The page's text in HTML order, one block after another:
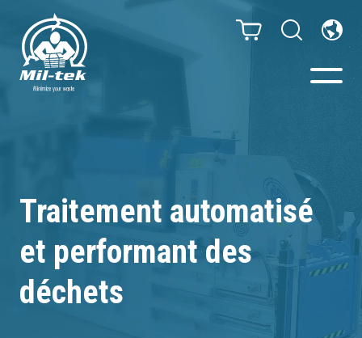
Presses à Balles -
Compacteurs
Webshop
Poubelles de tri
Secteurs
Traitement automatisé
et performant des
déchets